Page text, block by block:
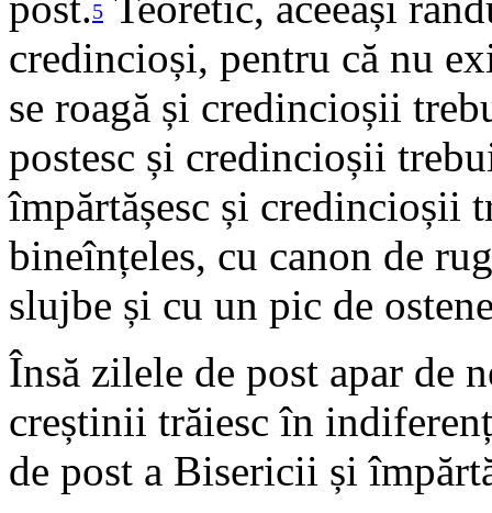
5
credincioși, pentru că nu
se roagă și credincioșii
postesc și credincioșii
împărtășesc și credincioșii
bineînțeles, cu canon de
slujbe și cu un pic de
Însă zilele de post apar de
creștinii trăiesc în
de post a Bisericii și